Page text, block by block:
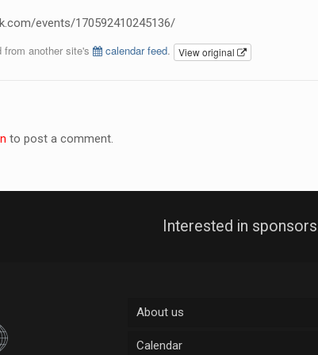
events/170592410245136/
another site's calendar feed. View original
to post a comment.
Interested in
About us
Calendar